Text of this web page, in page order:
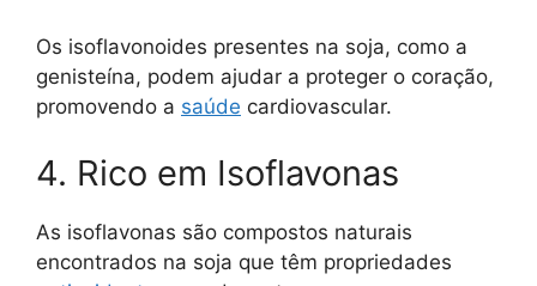
Os isoflavonoides presentes na soja, como a
genisteína, podem ajudar a proteger o coração,
promovendo a saúde cardiovascular.
4. Rico em Isoflavonas
As isoflavonas são compostos naturais
encontrados na soja que têm propriedades